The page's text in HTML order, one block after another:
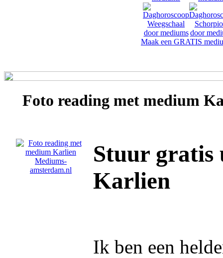
Maak een GRATIS
Foto reading met medium
Stuur gratis
Karlien
Ik ben een